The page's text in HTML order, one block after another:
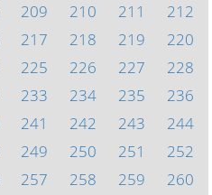
209 210 211
212
217 218 219
220
225 226 227
228
233 234 235
236
241 242 243
244
249 250 251
252
257 258 259
260